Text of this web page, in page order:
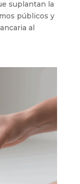
suplantan la
públicos y
al